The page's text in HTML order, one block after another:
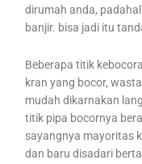
dirumah anda,
banjir. bisa jadi itu
Beberapa titik
kran yang bocor,
mudah dikarnakan
titik pipa bocornya
sayangnya mayoritas
dan baru disadari